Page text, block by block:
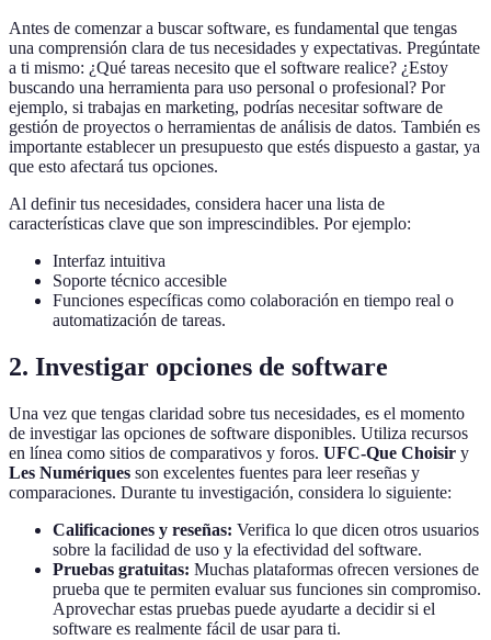
Antes de comenzar a buscar software, es fundamental que tengas
una comprensión clara de tus necesidades y expectativas. Pregúntate
a ti mismo: ¿Qué tareas necesito que el software realice? ¿Estoy
buscando una herramienta para uso personal o profesional? Por
ejemplo, si trabajas en marketing, podrías necesitar software de
gestión de proyectos o herramientas de análisis de datos. También es
importante establecer un presupuesto que estés dispuesto a gastar, ya
que esto afectará tus opciones.
Al definir tus necesidades, considera hacer una lista de
características clave que son imprescindibles. Por ejemplo:
Interfaz intuitiva
Soporte técnico accesible
Funciones específicas como colaboración en tiempo real o
automatización de tareas.
2. Investigar opciones de software
Una vez que tengas claridad sobre tus necesidades, es el momento
de investigar las opciones de software disponibles. Utiliza recursos
en línea como sitios de comparativos y foros. UFC-Que Choisir y
Les Numériques son excelentes fuentes para leer reseñas y
comparaciones. Durante tu investigación, considera lo siguiente:
Calificaciones y reseñas: Verifica lo que dicen otros usuarios
sobre la facilidad de uso y la efectividad del software.
Pruebas gratuitas: Muchas plataformas ofrecen versiones de
prueba que te permiten evaluar sus funciones sin compromiso.
Aprovechar estas pruebas puede ayudarte a decidir si el
software es realmente fácil de usar para ti.